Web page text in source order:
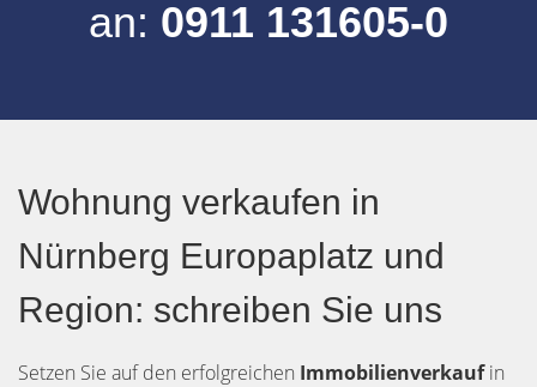
an: 0911 131605-0
Wohnung verkaufen in
Nürnberg Europaplatz und
Region: schreiben Sie uns
Setzen Sie auf den erfolgreichen Immobilienverkaufin